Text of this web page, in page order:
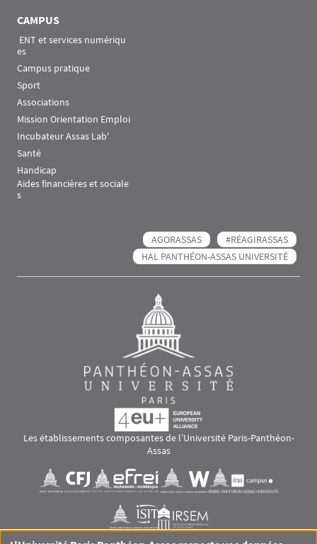
CAMPUS
es
Campus pratique
Sport
Associations
Mission Orientation Emploi
Incubateur Assas Lab'
Santé
Handicap
Aides financières et sociale
s
AGORASSAS
#RÉAGIRASSAS
HAL PANTHÉON-ASSAS UNIVERSITÉ
Les établissements composantes de l’Université Paris-Panthéon-
Assas
Visuel svgVisuel svg Visuel svgVisuel svg
Visuel svgVisuel svg